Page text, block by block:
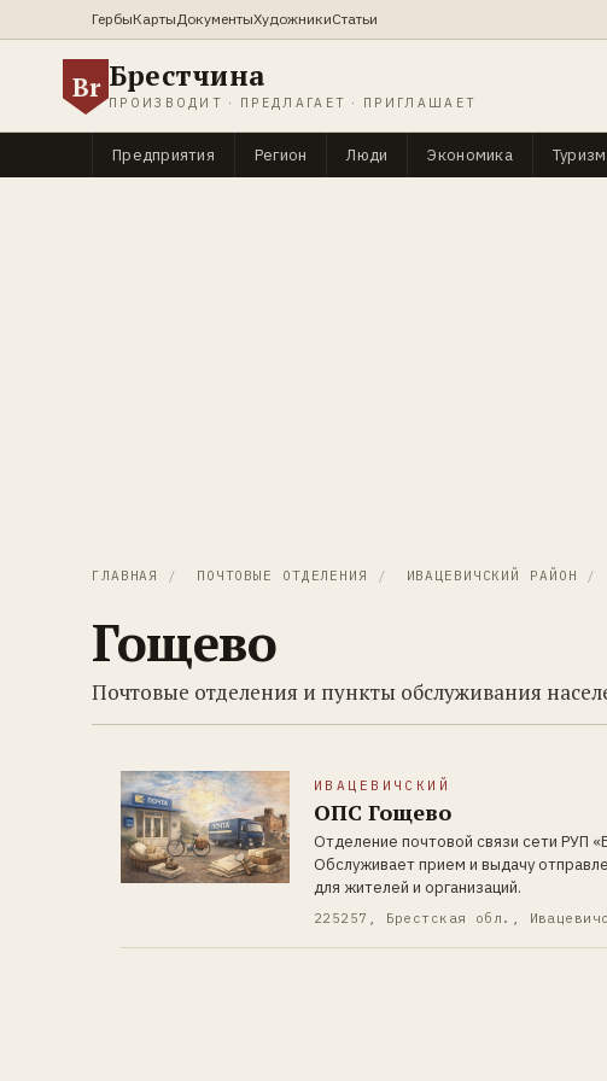
ГербыКартыДокументыХудожникиСтатьи
Br Брестчина
ПРОИЗВОДИТ · ПРЕДЛАГАЕТ · ПРИГЛАШАЕТ
Предприятия Регион Люди Экономика Туризм
ГЛАВНАЯ / ПОЧТОВЫЕ ОТДЕЛЕНИЯ / ИВАЦЕВИЧСКИЙ РАЙОН /
Гощево
Почтовые отделения и пункты обслуживания
ИВАЦЕВИЧСКИЙ
ОПС Гощево
Отделение почтовой связи сети РУП
Обслуживает прием и выдачу
для жителей и организаций.
225257, Брестская обл.,